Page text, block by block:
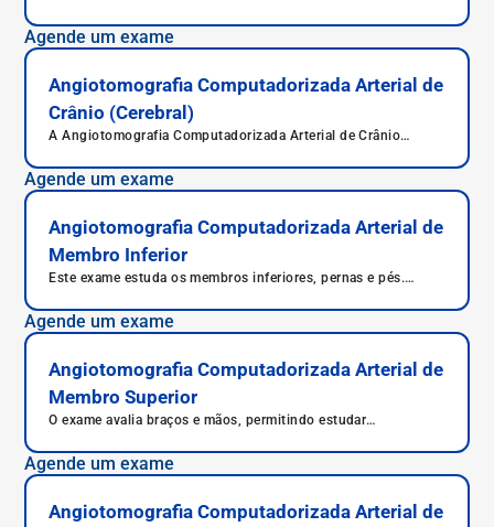
Agende um exame
Angiotomografia Computadorizada Arterial de
Crânio (Cerebral)
A Angiotomografia Computadorizada Arterial de Crânio
Agende um exame
Angiotomografia Computadorizada Arterial de
Membro Inferior
Este exame estuda os membros inferiores, pernas e pés.
Agende um exame
Angiotomografia Computadorizada Arterial de
Membro Superior
O exame avalia braços e mãos, permitindo estudar
Agende um exame
Angiotomografia Computadorizada Arterial de